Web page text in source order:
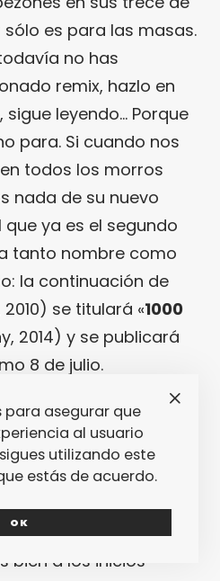
es para las masas.
no has
remix, hazlo en
sigue leyendo… Porque
para. Si cuando nos
en todos los morros
nada de su nuevo
ya es el segundo
tanto nombre como
la continuación de
2010) se titulará «1000
2014) y se publicará
8 de julio.
en lo que hay que
el hecho de queSia
se titula «Eye of the
nueva «Chandelier
ocasión, la artista
bien a los inicios
para asegurar que
al usuario
utilizando este
estás de acuerdo.
OK